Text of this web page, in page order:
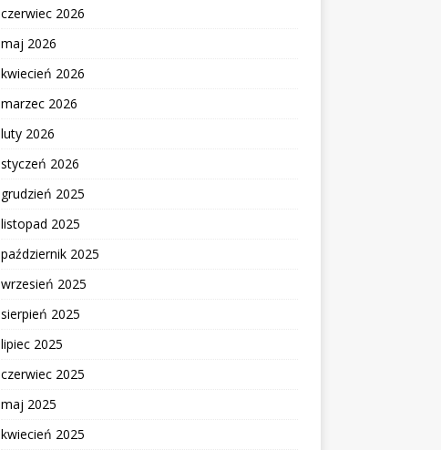
czerwiec 2026
maj 2026
kwiecień 2026
marzec 2026
luty 2026
styczeń 2026
grudzień 2025
listopad 2025
październik 2025
wrzesień 2025
sierpień 2025
lipiec 2025
czerwiec 2025
maj 2025
kwiecień 2025